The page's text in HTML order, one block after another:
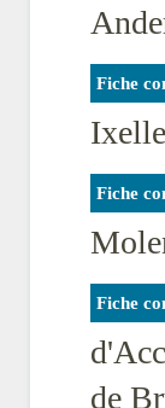
Fiche
Fiche
Fiche
de